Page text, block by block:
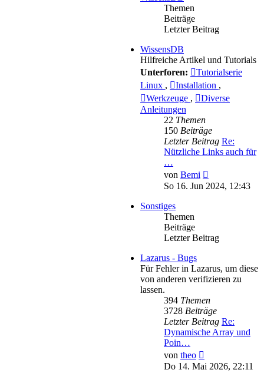
Themen
Beiträge
Letzter Beitrag
WissensDB
Hilfreiche Artikel und Tutorials
Unterforen:
Tutorialserie
Linux , Installation ,
Werkzeuge ,
Diverse
Anleitungen
22 Themen
150 Beiträge
Letzter Beitrag Re:
Nützliche Links auch für
…
von Bemi
Beitrag
So 16. Jun 2024, 12:43
Sonstiges
Themen
Beiträge
Letzter Beitrag
Lazarus - Bugs
Für Fehler in Lazarus, um diese
von anderen verifizieren zu
lassen.
394 Themen
3728 Beiträge
Letzter Beitrag Re:
Dynamische Array und
Poin…
von theo
Beitrag
Do 14. Mai 2026, 22:11